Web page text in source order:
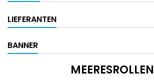
LIEFERANTEN
BANNER
MEERESROLLEN